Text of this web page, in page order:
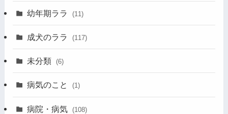
幼年期ララ (11)
成犬のララ (117)
未分類 (6)
病気のこと (1)
病院・病気 (108)